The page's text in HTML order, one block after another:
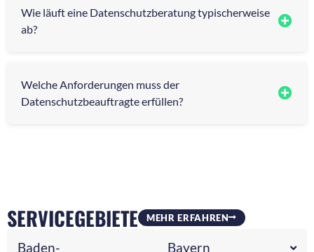
Wie läuft eine Datenschutzberatung typischerweise
ab?
Welche Anforderungen muss der
Datenschutzbeauftragte erfüllen?
SERVICEGEBIETE MEHR ERFAHREN
Baden-
Bayern